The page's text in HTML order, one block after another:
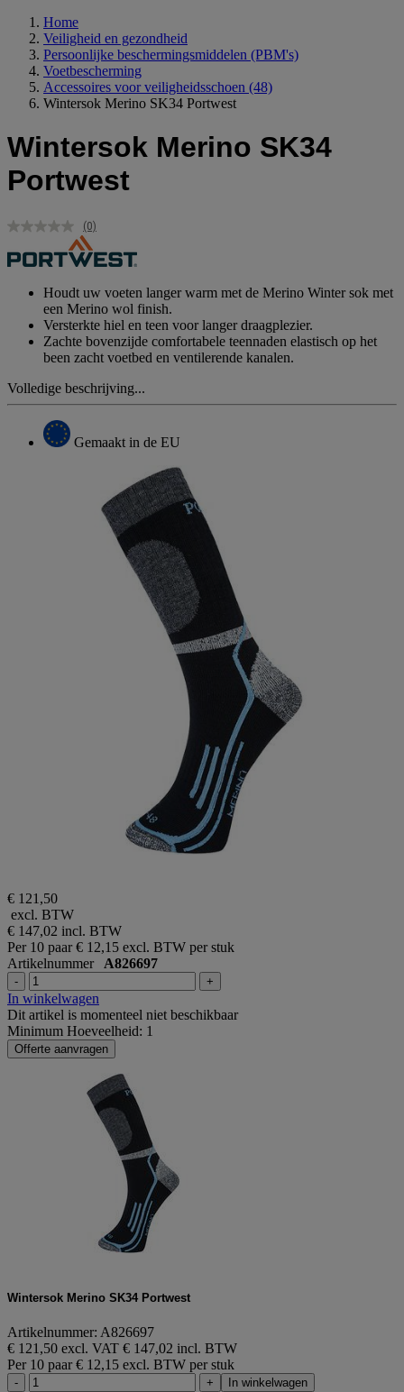
Home
Veiligheid en gezondheid
Persoonlijke beschermingsmiddelen (PBM's)
Voetbescherming
Accessoires voor veiligheidsschoen (48)
Wintersok Merino SK34 Portwest
Wintersok Merino SK34
Portwest
Geen
scorewaarde.
Dezelfde
(0)
Houdt uw voeten langer warm met de Merino Winter sok met
een Merino wol finish.
Versterkte hiel en teen voor langer draagplezier.
Zachte bovenzijde comfortabele teennaden elastisch op het
been zacht voetbed en ventilerende kanalen.
Volledige beschrijving...
Gemaakt in de EU
€ 121,50
excl. BTW
€ 147,02 incl. BTW
Per 10 paar € 12,15 excl. BTW per stuk
Artikelnummer A826697
- +
In winkelwagen
Dit artikel is momenteel niet beschikbaar
Minimum Hoeveelheid: 1
Offerte aanvragen
Wintersok Merino SK34 Portwest
Artikelnummer: A826697
€ 121,50 excl. VAT € 147,02 incl. BTW
Per 10 paar € 12,15 excl. BTW per stuk
- + In winkelwagen